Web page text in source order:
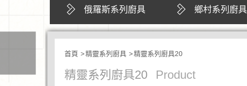
廚房 置物櫃 電器櫃
系統櫃 置物櫃
俄羅斯系列廚具 鄉村系列廚具
首頁 精靈系列廚具 精靈系列廚具20
精靈系列廚具20 Product